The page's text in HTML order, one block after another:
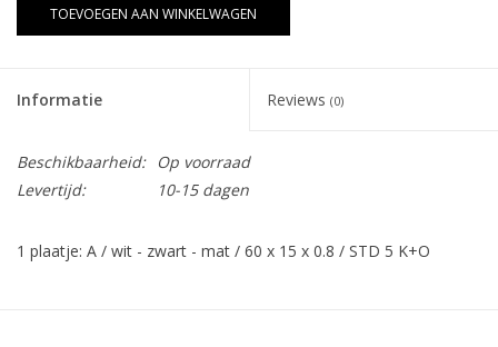
TOEVOEGEN AAN WINKELWAGEN
Informatie Reviews (0)
Beschikbaarheid:
Op voorraad
Levertijd:
10-15 dagen
1 plaatje: A / wit - zwart - mat / 60 x 15 x 0.8 / STD 5 K+O